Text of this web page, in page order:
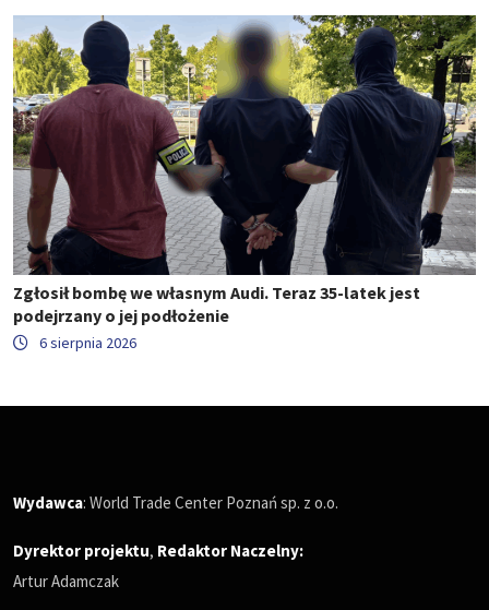
Zgłosił bombę we własnym Audi. Teraz 35-latek jest
podejrzany o jej podłożenie
6 sierpnia 2026
Wydawca: World Trade Center Poznań sp. z o.o.
Dyrektor projektu, Redaktor Naczelny:
Artur Adamczak